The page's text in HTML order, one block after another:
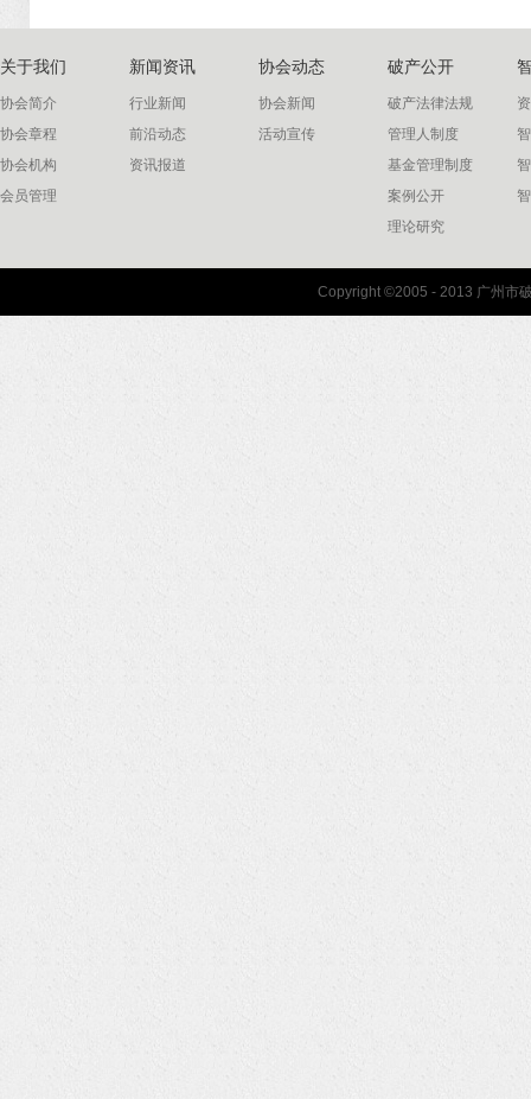
关于我们
协会简介
协会章程
协会机构
会员管理
新闻资讯
行业新闻
前沿动态
资讯报道
协会动态
协会新闻
活动宣传
破产公开
破产法律法规
管理人制度
基金管理制度
案例公开
理论研究
联系我们
Copyright ©2005 - 2013 广州市